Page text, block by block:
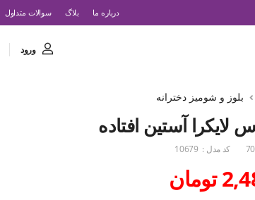
درباره ما بلاگ سوالات متداول
ورود
بلوز و شومیز دخترانه
لایکرا آستین افتاده
کد مدل : 10679